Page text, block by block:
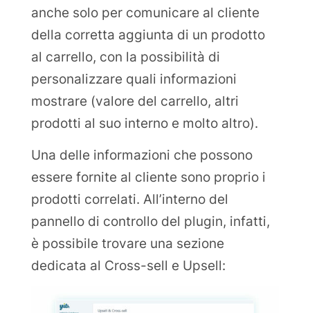
anche solo per comunicare al cliente
della corretta aggiunta di un prodotto
al carrello, con la possibilità di
personalizzare quali informazioni
mostrare (valore del carrello, altri
prodotti al suo interno e molto altro).
Una delle informazioni che possono
essere fornite al cliente sono proprio i
prodotti correlati. All’interno del
pannello di controllo del plugin, infatti,
è possibile trovare una sezione
dedicata al Cross-sell e Upsell: